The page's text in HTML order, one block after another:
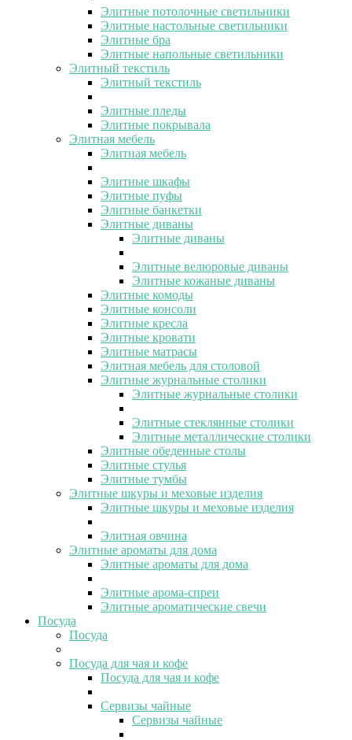
Элитные потолочные светильники
Элитные настольные светильники
Элитные бра
Элитные напольные светильники
Элитный текстиль
Элитный текстиль
Элитные пледы
Элитные покрывала
Элитная мебель
Элитная мебель
Элитные шкафы
Элитные пуфы
Элитные банкетки
Элитные диваны
Элитные диваны
Элитные велюровые диваны
Элитные кожаные диваны
Элитные комоды
Элитные консоли
Элитные кресла
Элитные кровати
Элитные матрасы
Элитная мебель для столовой
Элитные журнальные столики
Элитные журнальные столики
Элитные стеклянные столики
Элитные металлические столики
Элитные обеденные столы
Элитные стулья
Элитные тумбы
Элитные шкуры и меховые изделия
Элитные шкуры и меховые изделия
Элитная овчина
Элитные ароматы для дома
Элитные ароматы для дома
Элитные арома-спреи
Элитные ароматические свечи
Посуда
Посуда
Посуда для чая и кофе
Посуда для чая и кофе
Сервизы чайные
Сервизы чайные